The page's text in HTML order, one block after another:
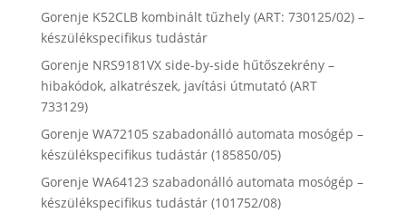
Gorenje K52CLB kombinált tűzhely (ART: 730125/02) –
készülékspecifikus tudástár
Gorenje NRS9181VX side-by-side hűtőszekrény –
hibakódok, alkatrészek, javítási útmutató (ART
733129)
Gorenje WA72105 szabadonálló automata mosógép –
készülékspecifikus tudástár (185850/05)
Gorenje WA64123 szabadonálló automata mosógép –
készülékspecifikus tudástár (101752/08)